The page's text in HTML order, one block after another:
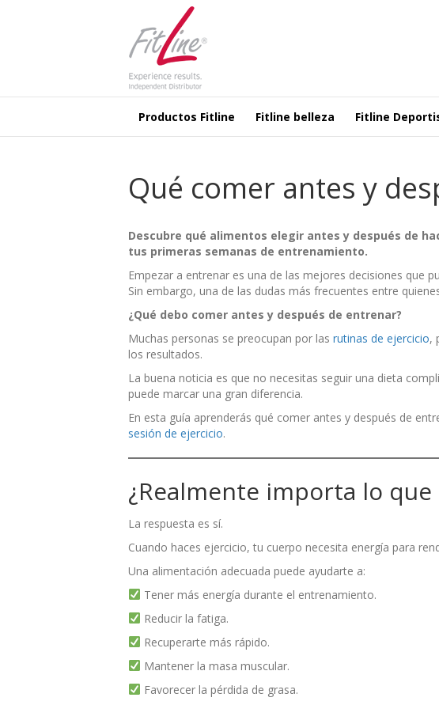
Productos Fitline Fitline belleza Fitline
Qué comer antes y
Descubre qué alimentos elegir antes y después de
tus primeras semanas de entrenamiento.
Empezar a entrenar es una de las mejores decisiones que
Sin embargo, una de las dudas más frecuentes entre
¿Qué debo comer antes y después de entrenar?
Muchas personas se preocupan por las rutinas de ejercicio,
los resultados.
La buena noticia es que no necesitas seguir una dieta
puede marcar una gran diferencia.
En esta guía aprenderás qué comer antes y después de
sesión de ejercicio.
¿Realmente importa lo
La respuesta es sí.
Cuando haces ejercicio, tu cuerpo necesita energía para
Una alimentación adecuada puede ayudarte a:
Tener más energía durante el entrenamiento.
Reducir la fatiga.
Recuperarte más rápido.
Mantener la masa muscular.
Favorecer la pérdida de grasa.